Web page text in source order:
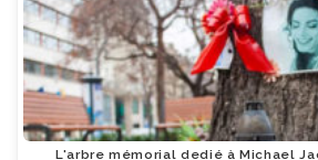
L'arbre mémorial dedié à Michael